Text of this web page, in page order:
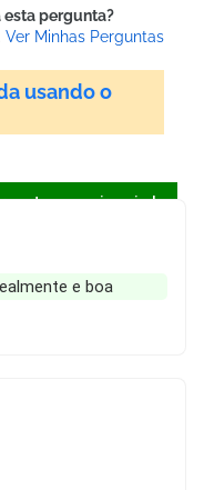
esta pergunta?
Ver Minhas Perguntas
usando o
a seguir e ajude a
e boa